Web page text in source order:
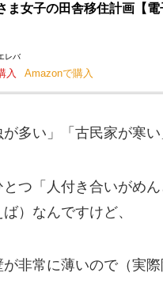
ま女子の田舎移住計画【
レバ
入 Amazonで購入
が多い」「古民家が寒い
つ「人付き合いがめん
ば）なんですけど、
が非常に薄いので（実